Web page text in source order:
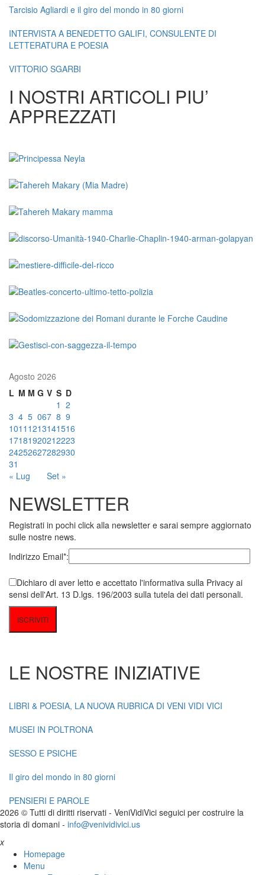
Tarcisio Agliardi e il giro del mondo in 80 giorni
INTERVISTA A BENEDETTO GALIFI, CONSULENTE DI
LETTERATURA E POESIA
VITTORIO SGARBI
I NOSTRI ARTICOLI PIU’
APPREZZATI
Agosto 2026
L M M G V S D
« Lug Set »
1 2
3 4 5 067 8 9
1011 1213141516
17181920212223
24252627282930
31
NEWSLETTER
Registrati in pochi click alla newsletter e sarai sempre aggiornato
sulle nostre news.
Indirizzo Email*:
Dichiaro di aver letto e accettato l'informativa sulla Privacy ai
sensi dell'Art. 13 D.lgs. 196/2003 sulla tutela dei dati personali.
LE NOSTRE INIZIATIVE
LIBRI & POESIA, LA NUOVA RUBRICA DI VENI VIDI VICI
MUSEI IN POLTRONA
SESSO E PSICHE
Il giro del mondo in 80 giorni
PENSIERI E PAROLE
2026 © Tutti di diritti riservati - VeniVidiVici seguici per costruire la
storia di domani - info@venividivici.us
x
Homepage
Menu